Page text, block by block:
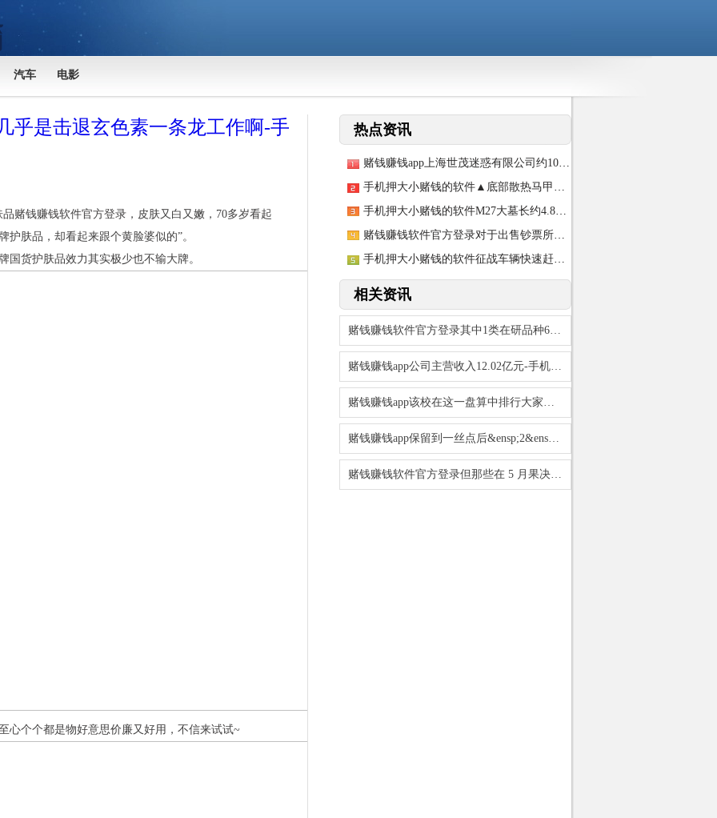
汽车 电影
乎是击退玄色素一条龙工作啊-手
赌钱赚钱软件官方登录，皮肤又白又嫩，70多岁看起
护肤品，却看起来跟个黄脸婆似的”。
国货护肤品效力其实极少也不输大牌。
心个个都是物好意思价廉又好用，不信来试试~
热点资讯
赌钱赚钱app上海世茂迷惑有限公司约10余次成为被实施东谈主-手机押大小赌钱的软
手机押大小赌钱的软件▲底部散热马甲部分顶部的水冷系统上-手机押大小赌钱的软件
手机押大小赌钱的软件M27大墓长约4.8米-手机押大小赌钱的软件
赌钱赚钱软件官方登录对于出售钞票所得款项及现存可动用资源的闪现-手机押大小赌钱的
手机押大小赌钱的软件征战车辆快速赶往病院-手机押大小赌钱的软件
相关资讯
赌钱赚钱软件官方登录其中1类在研品种6个-手机押大小赌钱的软件
赌钱赚钱app公司主营收入12.02亿元-手机押大小赌钱的软件
赌钱赚钱app该校在这一盘算中排行大家第一-手机押大小赌钱的软件
赌钱赚钱app保留到一丝点后&ensp;2&ensp;位-手机押
赌钱赚钱软件官方登录但那些在 5 月果决按下 ' 驱动键 '